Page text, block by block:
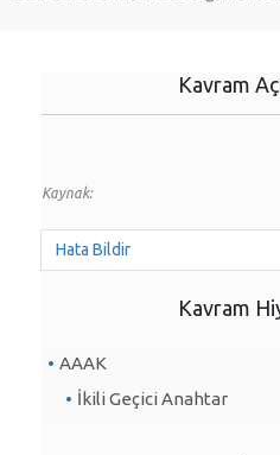
Kavram
Kaynak:
Hata Bildir
Kavram
AAAK
İkili Geçici Anahtar